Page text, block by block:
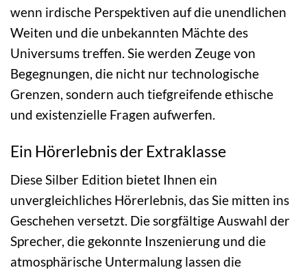
wenn irdische Perspektiven auf die unendlichen
Weiten und die unbekannten Mächte des
Universums treffen. Sie werden Zeuge von
Begegnungen, die nicht nur technologische
Grenzen, sondern auch tiefgreifende ethische
und existenzielle Fragen aufwerfen.
Ein Hörerlebnis der Extraklasse
Diese Silber Edition bietet Ihnen ein
unvergleichliches Hörerlebnis, das Sie mitten ins
Geschehen versetzt. Die sorgfältige Auswahl der
Sprecher, die gekonnte Inszenierung und die
atmosphärische Untermalung lassen die